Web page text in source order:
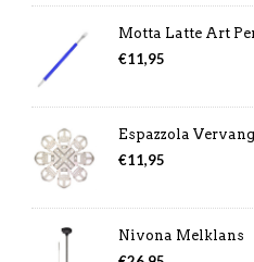
Motta Latte Art
€11,95
Espazzola
€11,95
Nivona Melklans